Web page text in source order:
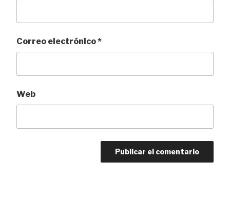
Correo electrónico*
Web